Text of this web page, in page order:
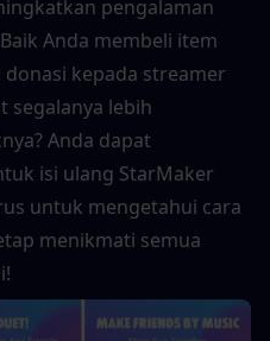
pengalaman
Anda membeli item
kepada streamer
segalanya lebih
Anda dapat
isi ulang StarMaker
untuk mengetahui cara
menikmati semua